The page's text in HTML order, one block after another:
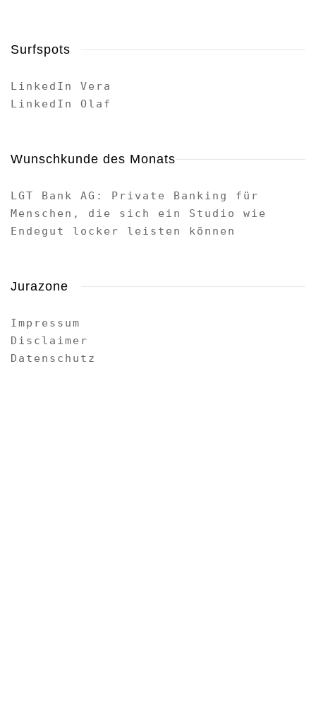
Surfspots
LinkedIn Vera
LinkedIn Olaf
Wunschkunde des Monats
LGT Bank AG: Private Banking für
Menschen, die sich ein Studio wie
Endegut locker leisten können
Jurazone
Impressum
Disclaimer
Datenschutz